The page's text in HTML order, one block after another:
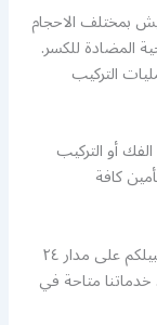
بمختلف الاحجام
المضادة للكسر.
التركيب
أو التركيب
كافة
رضائكم هو هدفنا وغايتنا فلا تتردوا بالاتصال بنا لنبيلكم على مدار ٢٤
خدماتنا متاحة في